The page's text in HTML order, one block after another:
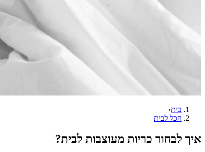
בית›
הכל לבית
איך לבחור כריות מעוצבות לבית?